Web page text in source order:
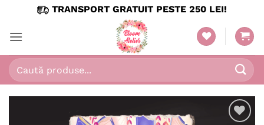
content
TRANSPORT GRATUIT PESTE 250 LEI!
Caută
după: